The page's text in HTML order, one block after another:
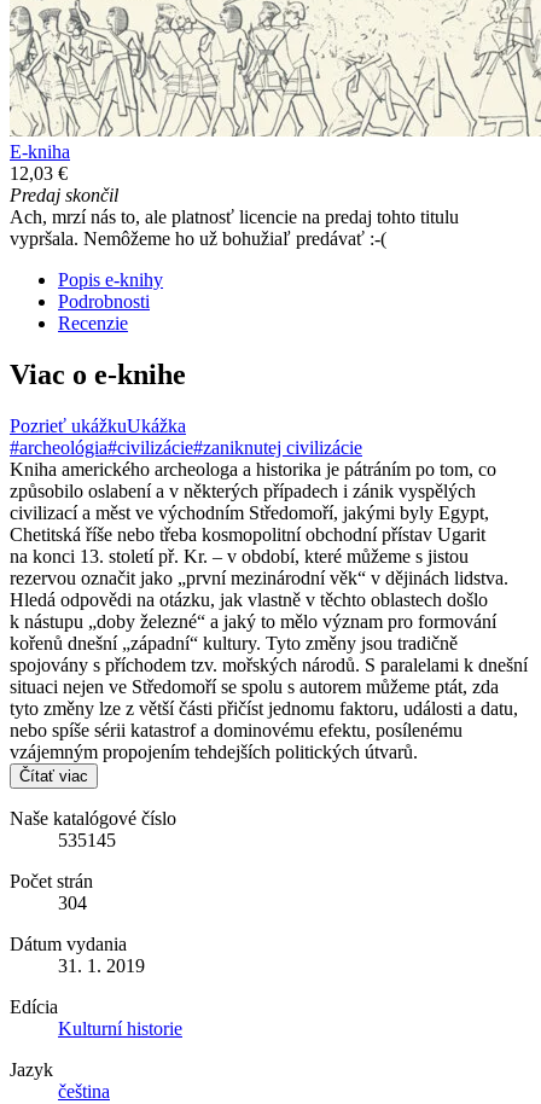
E-kniha
12,03 €
Predaj skončil
Ach, mrzí nás to, ale platnosť licencie na predaj tohto titulu
vypršala. Nemôžeme ho už bohužiaľ predávať :-(
Popis e-knihy
Podrobnosti
Recenzie
Viac o e-knihe
Pozrieť ukážkuUkážka
#archeológia#civilizácie#zaniknutej civilizácie
Kniha amerického archeologa a historika je pátráním po tom, co
způsobilo oslabení a v některých případech i zánik vyspělých
civilizací a měst ve východním Středomoří, jakými byly Egypt,
Chetitská říše nebo třeba kosmopolitní obchodní přístav Ugarit
na konci 13. století př. Kr. – v období, které můžeme s jistou
rezervou označit jako „první mezinárodní věk“ v dějinách lidstva.
Hledá odpovědi na otázku, jak vlastně v těchto oblastech došlo
k nástupu „doby železné“ a jaký to mělo význam pro formování
kořenů dnešní „západní“ kultury. Tyto změny jsou tradičně
spojovány s příchodem tzv. mořských národů. S paralelami k dnešní
situaci nejen ve Středomoří se spolu s autorem můžeme ptát, zda
tyto změny lze z větší části přičíst jednomu faktoru, události a datu,
nebo spíše sérii katastrof a dominovému efektu, posílenému
vzájemným propojením tehdejších politických útvarů.
Čítať viac
Naše katalógové číslo
535145
Počet strán
304
Dátum vydania
31. 1. 2019
Edícia
Kulturní historie
Jazyk
čeština